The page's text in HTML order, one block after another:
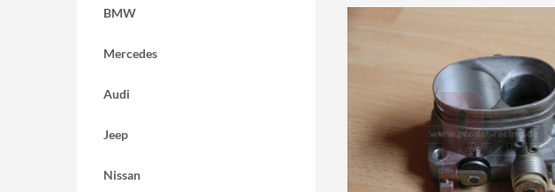
BMW
Mercedes
Audi
Jeep
Nissan